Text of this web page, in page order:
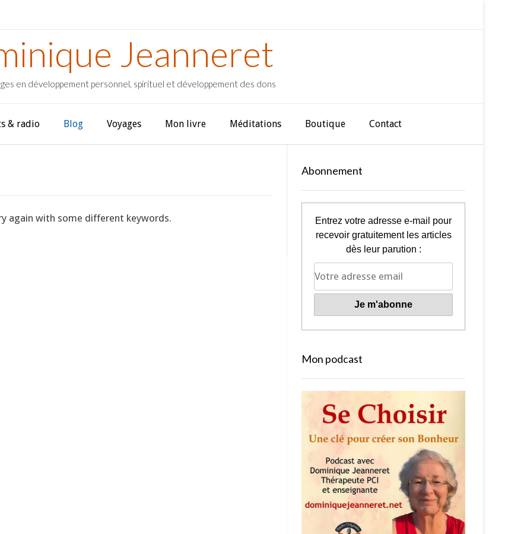
Jeanneret
en développement personnel, spirituel et développement des dons
& radio Blog Voyages Mon livre Méditations Boutique Contact
again with some different keywords.
Abonnement
Entrez votre adresse e-mail pour
recevoir gratuitement les articles
dès leur parution :
Mon podcast